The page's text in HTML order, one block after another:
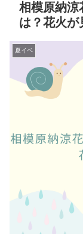
相模原納涼
は？花火が
夏イベ